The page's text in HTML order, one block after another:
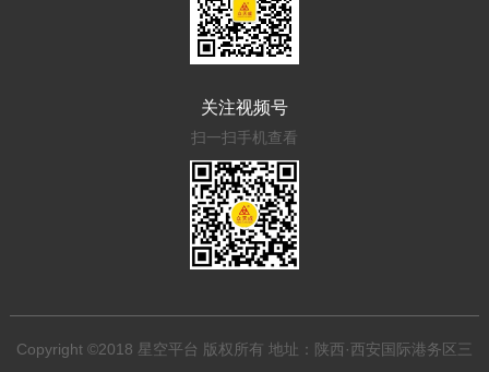
关注视频号
扫一扫手机查看
Copyright ©2018 星空平台 版权所有 地址：陕西·西安国际港务区三